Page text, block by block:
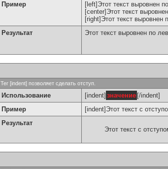
Пример
[left]Этот текст выровнен
[center]Этот текст
[right]Этот текст выровнен
Результат
Этот текст выровнен по
Тег [indent] позволяет сделать отступ.
Использование [indent] значение [/indent]
Пример
[indent]Этот текст с
Результат
Этот текст с